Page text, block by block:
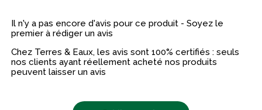
Il n'y a pas encore d'avis pour ce produit - Soyez le
premier à rédiger un avis
Chez Terres & Eaux, les avis sont 100% certifiés : seuls
nos clients ayant réellement acheté nos produits
peuvent laisser un avis